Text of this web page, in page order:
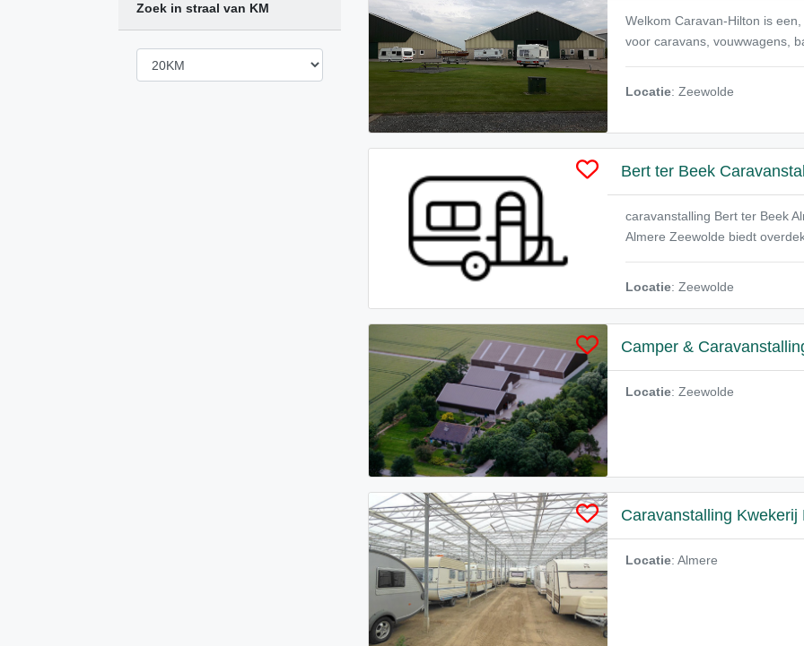
Zoek in straal van KM
Welkom Caravan-Hilton is
voor caravans, vouwwagens,
Locatie: Zeewolde
Bert ter Beek
caravanstalling Bert ter Beek
Almere Zeewolde biedt
Locatie: Zeewolde
Camper &
Locatie: Zeewolde
Caravanstalling Kwekerij
Locatie: Almere